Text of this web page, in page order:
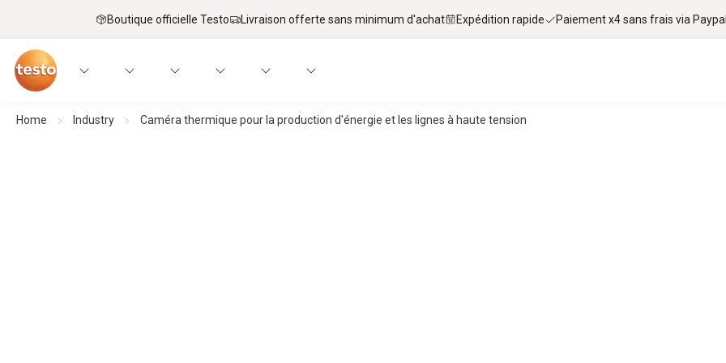
Boutique officielle Testo Livraison offerte sans minimum d'achat Expédition rapide Paiement x4 sans frais via
Home Industry Caméra thermique pour la production d'énergie et les lignes à haute tension